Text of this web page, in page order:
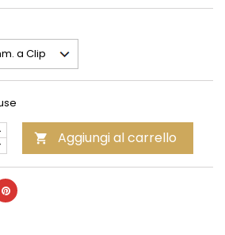
 Aggiungi al carrello